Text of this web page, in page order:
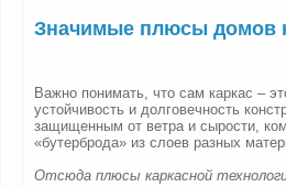
Значимые плюсы домов
Важно понимать, что сам каркас –
устойчивость и долговечность
защищенным от ветра и сырости,
«бутерброда» из слоев разных
Отсюда плюсы каркасной